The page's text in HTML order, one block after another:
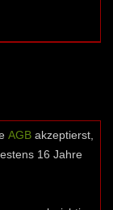
AGB akzeptierst,
16 Jahre